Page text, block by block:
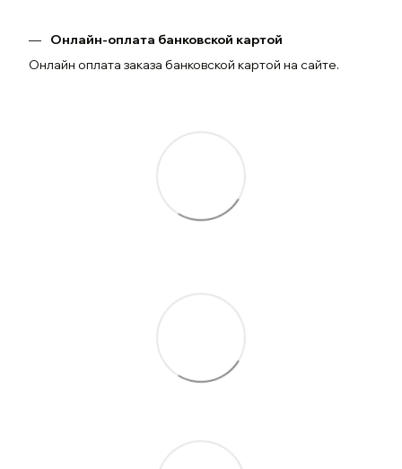
Онлайн-оплата банковской картой
Онлайн оплата заказа банковской картой на сайте.